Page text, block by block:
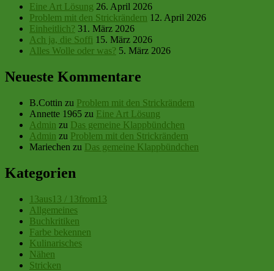
Eine Art Lösung 26. April 2026
Problem mit den Strickrändern 12. April 2026
Einheitlich? 31. März 2026
Ach ja, die Soffi 15. März 2026
Alles Wolle oder was? 5. März 2026
Neueste Kommentare
B.Cottin zu Problem mit den Strickrändern
Annette 1965 zu Eine Art Lösung
Admin zu Das gemeine Klappbündchen
Admin zu Problem mit den Strickrändern
Mariechen zu Das gemeine Klappbündchen
Kategorien
13aus13 / 13from13
Allgemeines
Buchkritiken
Farbe bekennen
Kulinarisches
Nähen
Stricken